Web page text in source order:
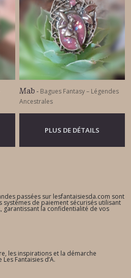
Mab - Bagues Fantasy – Légendes
Ancestrales
PLUS DE DÉTAILS
passées sur lesfantaisiesda.com sont
systèmes de paiement sécurisés utilisant
garantissant la confidentialité de vos
les inspirations et la démarche
Fantaisies d’A.